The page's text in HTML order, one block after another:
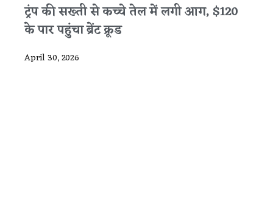
ट्रंप की सख्ती से कच्चे तेल में लगी आग, $120
के पार पहुंचा ब्रेंट क्रूड
April 30, 2026